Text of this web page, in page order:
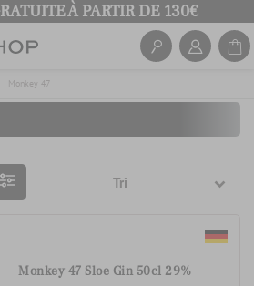
À PARTIR DE 130€
Monkey 47
Tri
Monkey 47 Sloe Gin 50cl 29%